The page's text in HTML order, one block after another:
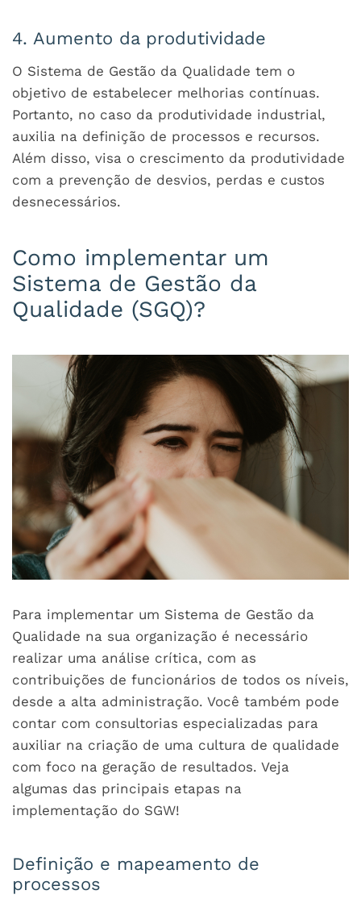
4. Aumento da produtividade
O Sistema de Gestão da Qualidade tem o
objetivo de estabelecer melhorias contínuas.
Portanto, no caso da produtividade industrial,
auxilia na definição de processos e recursos.
Além disso, visa o crescimento da produtividade
com a prevenção de desvios, perdas e custos
desnecessários.
Como implementar um
Sistema de Gestão da
Qualidade (SGQ)?
Para implementar um Sistema de Gestão da
Qualidade na sua organização é necessário
realizar uma análise crítica, com as
contribuições de funcionários de todos os níveis,
desde a alta administração. Você também pode
contar com consultorias especializadas para
auxiliar na criação de uma cultura de qualidade
com foco na geração de resultados. Veja
algumas das principais etapas na
implementação do SGW!
Definição e mapeamento de
processos